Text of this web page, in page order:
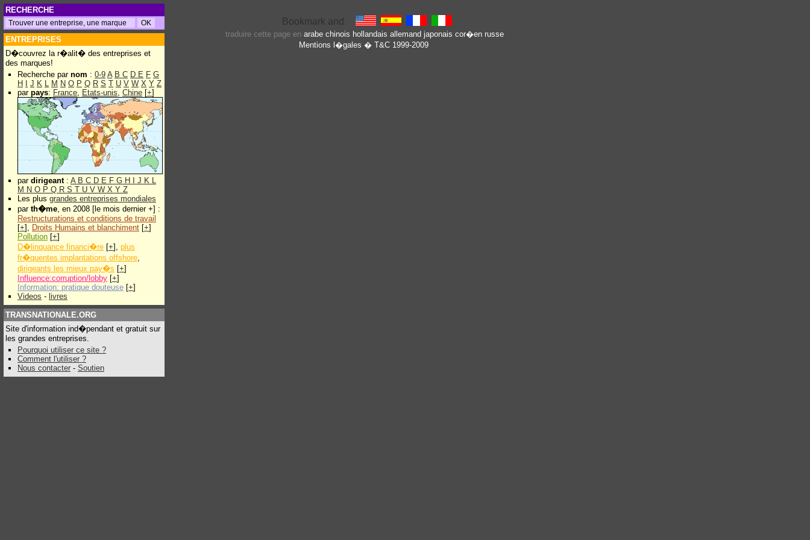
RECHERCHE
ENTREPRISES
D�couvrez la r�alit� des entreprises et
des marques!
Recherche par nom : 0-9 A B C D E F G
H
J K L M N O P Q R S T U V W X Y Z
par pays: France, Etats-unis, Chine [+]
par dirigeant: A B C D E F G H J K L
M N O P Q R S T U V W X Y Z
Les plus grandes entreprises mondiales
par th�me, en 2008 [le mois dernier +] :
Restructurations et conditions de travail
[+], Droits Humains et blanchiment [+]
Pollution [+]
D�linquance financi�re [+], plus
fr�quentes implantations offshore,
dirigeants les mieux pay�s [+]
Influence:corruption/lobby [+]
Information: pratique douteuse [+]
Videos - livres
TRANSNATIONALE.ORG
Site d'information ind�pendant et gratuit sur
les grandes entreprises.
Pourquoi utiliser ce site ?
Comment l'utiliser ?
Nous contacter - Soutien
traduire cette page en arabe chinois hollandais allemand japonais cor�en russe
Mentions l�gales � T&C 1999-2009